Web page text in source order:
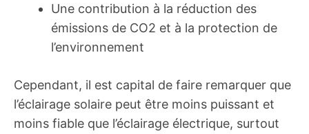
Une contribution à la réduction des
émissions de CO2 et à la protection de
l’environnement
Cependant, il est capital de faire remarquer que
l’éclairage solaire peut être moins puissant et
moins fiable que l’éclairage électrique, surtout